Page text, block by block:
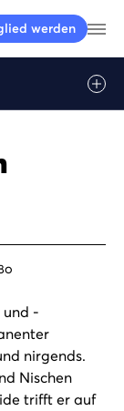
werden
und -
nirgends.
Nischen
trifft er auf